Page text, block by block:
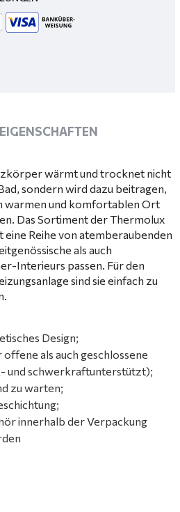
EIGENSCHAFTEN
wärmt und trocknet nicht
sondern wird dazu beitragen,
warmen und komfortablen Ort
Das Sortiment der Thermolux
Reihe von atemberaubenden
als auch
Interieurs passen. Für den
sind sie einfach zu
Design;
als auch geschlossene
und schwerkraftunterstützt);
zu warten;
innerhalb der Verpackung